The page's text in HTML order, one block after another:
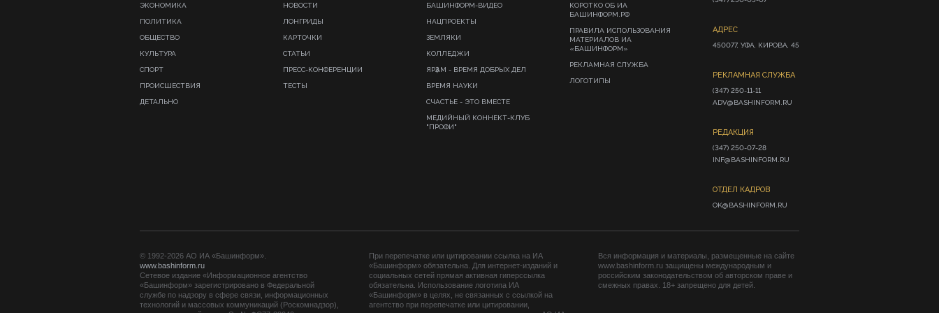
ЭКОНОМИКА
ПОЛИТИКА
ОБЩЕСТВО
КУЛЬТУРА
СПОРТ
ПРОИСШЕСТВИЯ
ДЕТАЛЬНО
НОВОСТИ
ЛОНГРИДЫ
КАРТОЧКИ
СТАТЬИ
ПРЕСС-КОНФЕРЕНЦИИ
ТЕСТЫ
БАШИНФОРМ-ВИДЕО
НАЦПРОЕКТЫ
ЗЕМЛЯКИ
КОЛЛЕДЖИ
ЯРҘАМ - ВРЕМЯ ДОБРЫХ ДЕЛ
ВРЕМЯ НАУКИ
СЧАСТЬЕ - ЭТО ВМЕСТЕ
МЕДИЙНЫЙ КОННЕКТ-КЛУБ
"ПРОФИ"
КОРОТКО ОБ ИА
БАШИНФОРМ.РФ
ПРАВИЛА ИСПОЛЬЗОВАНИЯ
МАТЕРИАЛОВ ИА
«БАШИНФОРМ»
РЕКЛАМНАЯ СЛУЖБА
ЛОГОТИПЫ
АДРЕС
450077, УФА, КИРОВА, 45
РЕКЛАМНАЯ СЛУЖБА
(347) 250-11-11
ADV@BASHINFORM.RU
РЕДАКЦИЯ
(347) 250-07-28
INF@BASHINFORM.RU
ОТДЕЛ КАДРОВ
OK@BASHINFORM.RU
© 1992-2026 АО ИА «Башинформ».
www.bashinform.ru
Сетевое издание «Информационное агентство
«Башинформ» зарегистрировано в Федеральной
службе по надзору в сфере связи, информационных
технологий и массовых коммуникаций (Роскомнадзор),
При перепечатке или цитировании ссылка на ИА
«Башинформ» обязательна. Для интернет-изданий и
социальных сетей прямая активная гиперссылка
обязательна. Использование логотипа ИА
«Башинформ» в целях, не связанных с ссылкой на
агентство при перепечатке или цитировании,
Вся информация и материалы, размещенные на сайте
www.bashinform.ru защищены международным и
российским законодательством об авторском праве и
смежных правах. 18+ запрещено для детей.